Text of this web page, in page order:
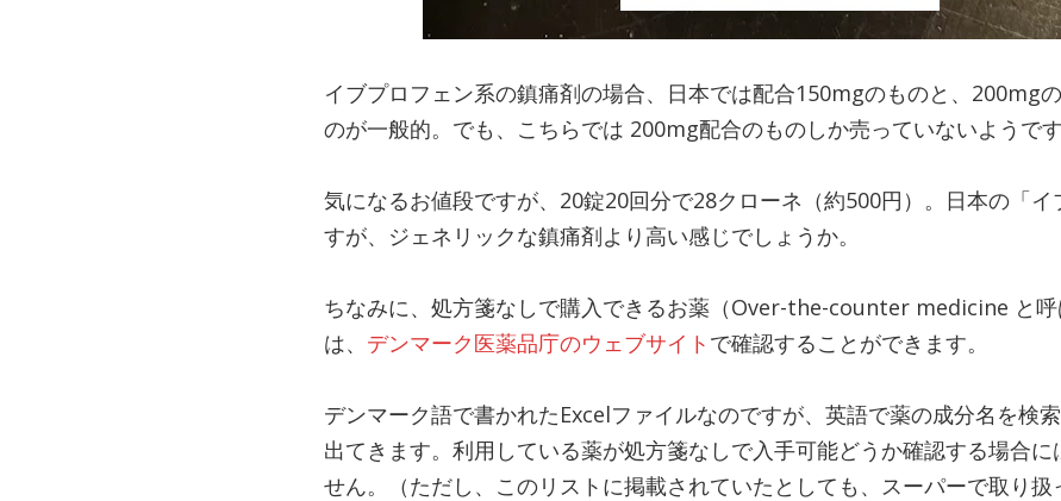
イブプロフェン系の鎮痛剤の場合、日本では配合150mgのものと、200mg
のが一般的。でも、こちらでは 200mg配合のものしか売っていないようです
気になるお値段ですが、20錠20回分で28クローネ（約500円）。日本の「イ
すが、ジェネリックな鎮痛剤より高い感じでしょうか。
ちなみに、処方箋なしで購入できるお薬（Over-the-counter medicine と呼
は、 デンマーク医薬品庁のウェブサイト で確認することができます。
デンマーク語で書かれたExcelファイルなのですが、英語で薬の成分名を検
出てきます。利用している薬が処方箋なしで入手可能どうか確認する場合に
せん。（ただし、このリストに掲載されていたとしても、スーパーで取り